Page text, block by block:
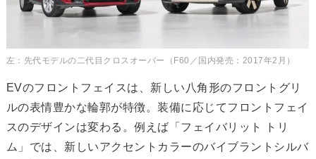
左：先代モデルの二代目クロスオーバー（F60／国内発売：2017年2月）
EVのフロントフェイスは、新しい八角形のフロントグリ
ルの表情豊かな輪郭が特徴。装備に応じてフロントフェイ
スのデザインは変わる。例えば「フェイバリット トリ
ム」では、新しいアクセントカラーのバイブラントシルバ